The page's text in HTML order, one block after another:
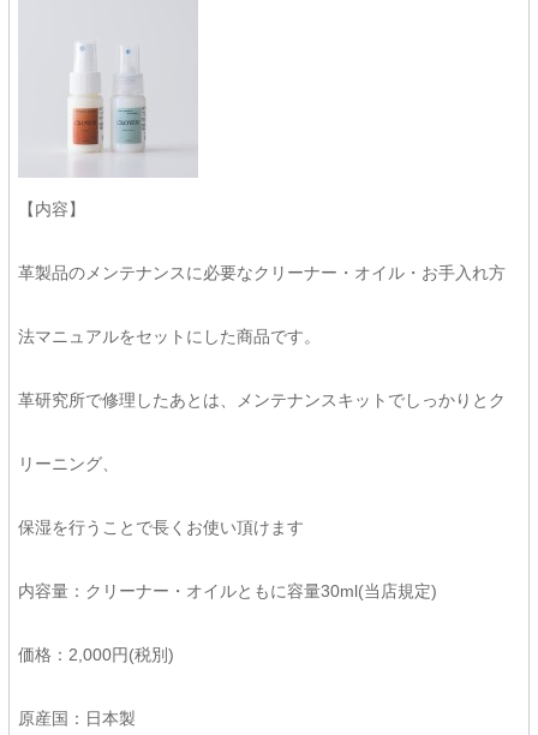
【内容】
革製品のメンテナンスに必要なクリーナー・オイル・お手入れ方
法マニュアルをセットにした商品です。
革研究所で修理したあとは、メンテナンスキットでしっかりとク
リーニング、
保湿を行うことで長くお使い頂けます
内容量：クリーナー・オイルともに容量30ml(当店規定)
価格：2,000円(税別)
原産国：日本製